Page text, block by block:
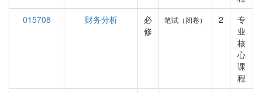
015708
财务分析
必
修
笔试（闭卷） 2
专
业
核
心
课
程